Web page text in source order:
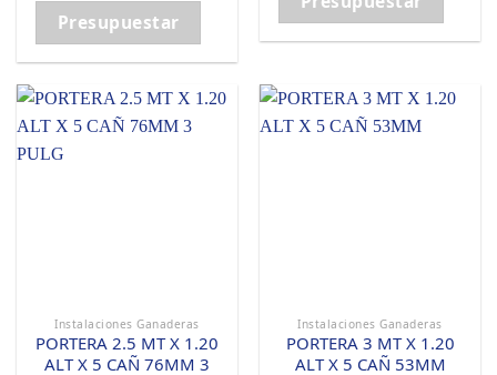
Presupuestar
Instalaciones Ganaderas
PORTERA 2.5 MT X 1.20
ALT X 5 CAÑ 76MM 3
Instalaciones Ganaderas
PORTERA 3 MT X 1.20
ALT X 5 CAÑ 53MM